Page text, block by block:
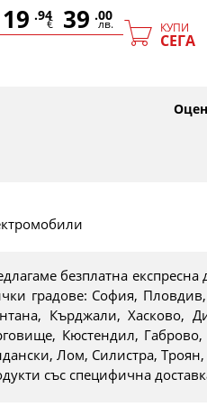
19 .94
€ 39 .00
лв. КУПИ
СЕГА
безплатна
градове: София,
Кърджали, Хасково,
Кюстендил,
Лом, Силистра,
със специфична